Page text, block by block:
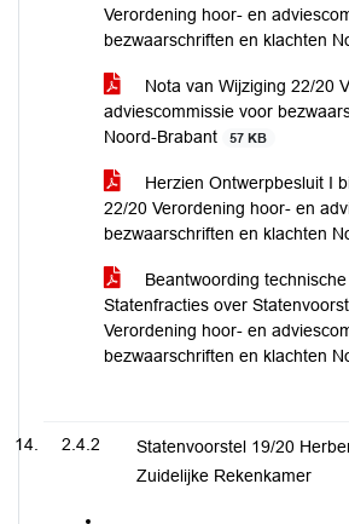
Verordening hoor- en
bezwaarschriften en klachten
Nota van Wijziging 22/20
adviescommissie voor
Noord-Brabant
57 KB
Herzien Ontwerpbesluit I
22/20 Verordening hoor- en
bezwaarschriften en klachten
Beantwoording
Statenfracties over
Verordening hoor- en
bezwaarschriften en klachten
2.4.2
Statenvoorstel 19/20
Zuidelijke Rekenkamer